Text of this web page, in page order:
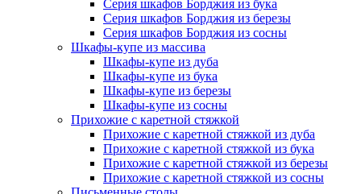
Серия шкафов Борджия из бука
Серия шкафов Борджия из березы
Серия шкафов Борджия из сосны
Шкафы-купе из массива
Шкафы-купе из дуба
Шкафы-купе из бука
Шкафы-купе из березы
Шкафы-купе из сосны
Прихожие с каретной стяжкой
Прихожие с каретной стяжкой из дуба
Прихожие с каретной стяжкой из бука
Прихожие с каретной стяжкой из березы
Прихожие с каретной стяжкой из сосны